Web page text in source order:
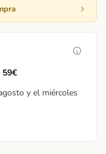
y el miércoles